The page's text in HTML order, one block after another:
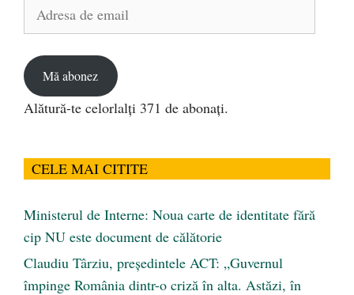
Adresa
Mă abonez
Alătură-te celorlalți 371 de abonați.
CELE MAI CITITE
Ministerul de Interne: Noua carte de identitate fără
cip NU este document de călătorie
Claudiu Târziu, președintele ACT: „Guvernul
împinge România dintr-o criză în alta. Astăzi, în